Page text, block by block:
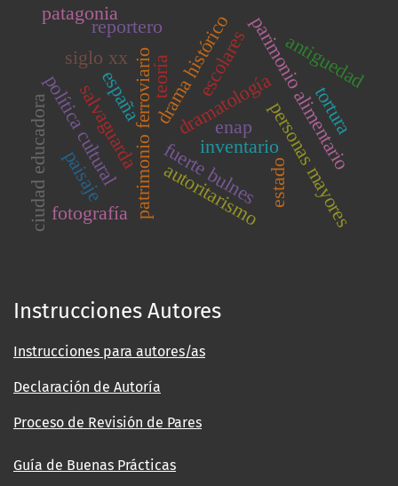
escolaresparimonio alimentario
patrimonio ferroviario dramatología
drama histórico
fuerte bulnespersonas mayores
salvaguarda
antiguedad
inventario
estado
autoritarismo
política cultural
fotografía
siglo xx
españa
paisaje
ciudad educadora enap
reportero
tortura
teoría
patagonia
Instrucciones Autores
Instrucciones para autores/as
Declaración de Autoría
Proceso de Revisión de Pares
Guía de Buenas Prácticas